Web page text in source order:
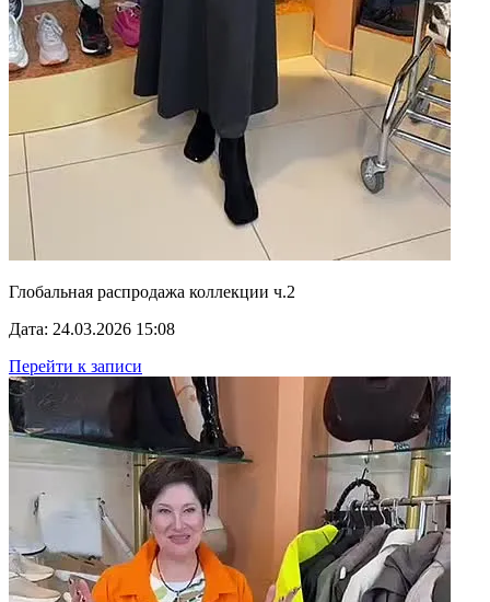
Глобальная распродажа коллекции ч.2
Дата: 24.03.2026 15:08
Перейти к записи